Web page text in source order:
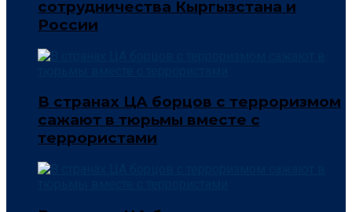
сотрудничества Кыргызстана и
России
В странах ЦА борцов с терроризмом
сажают в тюрьмы вместе с
террористами